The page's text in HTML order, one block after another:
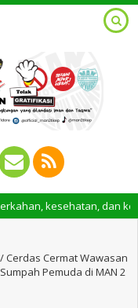
kesehatan, dan
/Cerdas Cermat Wawasan
Pemuda di MAN 2